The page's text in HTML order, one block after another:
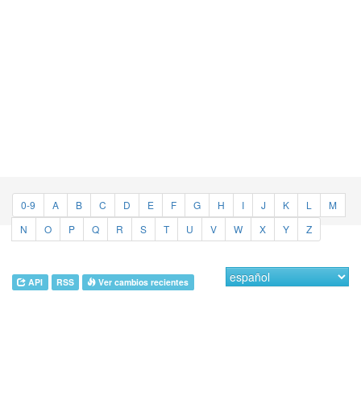
0-9 A B C D E F G H I J K L
M
N
O P Q R S T U V W X Y Z
API RSS Ver cambios recientes